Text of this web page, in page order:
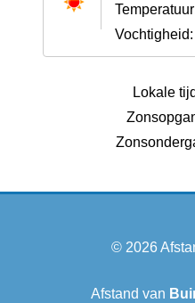
Lokale
© 2026
Afstand van